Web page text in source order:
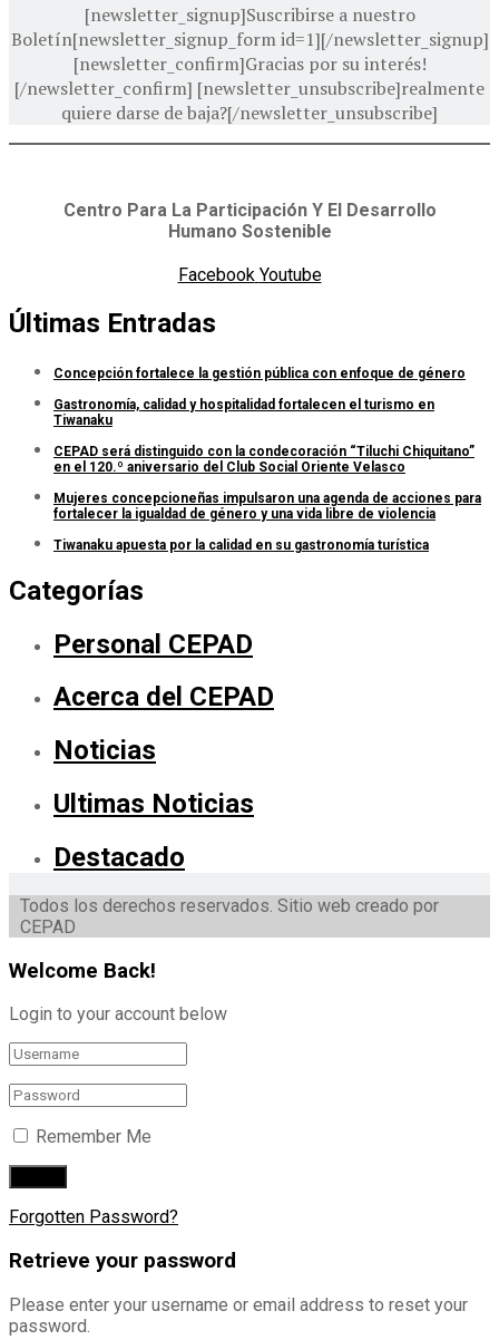
[newsletter_signup]Suscribirse a nuestro
Boletín[newsletter_signup_form id=1][/newsletter_signup]
[newsletter_confirm]Gracias por su interés!
[/newsletter_confirm] [newsletter_unsubscribe]realmente
quiere darse de baja?[/newsletter_unsubscribe]
Centro Para La Participación Y El Desarrollo
Humano Sostenible
Facebook Youtube
Últimas Entradas
Concepción fortalece la gestión pública con enfoque de género
Gastronomía, calidad y hospitalidad fortalecen el turismo en
Tiwanaku
CEPAD será distinguido con la condecoración “Tiluchi Chiquitano”
en el 120.º aniversario del Club Social Oriente Velasco
Mujeres concepcioneñas impulsaron una agenda de acciones para
fortalecer la igualdad de género y una vida libre de violencia
Tiwanaku apuesta por la calidad en su gastronomía turística
Categorías
Personal CEPAD
Acerca del CEPAD
Noticias
Ultimas Noticias
Destacado
Todos los derechos reservados. Sitio web creado por
CEPAD
Welcome Back!
Login to your account below
Remember Me
Forgotten Password?
Retrieve your password
Please enter your username or email address to reset your
password.